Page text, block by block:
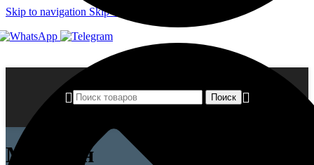
Skip to navigation Skip to main content
Поиск
Магазин